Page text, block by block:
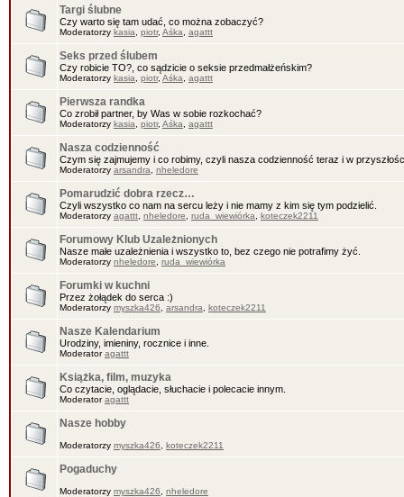
Targi ślubne
Czy warto się tam udać, co można zobaczyć?
Moderatorzy kasia piotr, Aśka agattt
Seks przed ślubem
Czy robicie TO?, co sądzicie o seksie przedmałżeńskim?
Moderatorzy kasia piotr, Aśka agattt
Pierwsza randka
Co zrobił partner, by Was w sobie rozkochać?
Moderatorzy kasia piotr, Aśka agattt
Nasza codzienność
Czym się zajmujemy i co robimy, czyli nasza codzienność teraz i w
Moderatorzy arsandra nheledore
Pomarudzić dobra rzecz…
Czyli wszystko co nam na sercu leży i nie mamy z kim się tym podzielić.
Moderatorzy agattt nheledore ruda_wiewiórka koteczek2211
Forumowy Klub Uzależnionych
Nasze małe uzależnienia i wszystko to, bez czego nie potrafimy żyć.
Moderatorzy nheledore ruda_wiewiórka
Forumki w kuchni
Przez żołądek do serca :)
Moderatorzy myszka426 arsandra koteczek2211
Nasze Kalendarium
Urodziny, imieniny, rocznice i inne.
Moderatoragattt
Książka, film, muzyka
Co czytacie, oglądacie, słuchacie i polecacie innym.
Moderatoragattt
Nasze hobby
Moderatorzy myszka426 koteczek2211
Pogaduchy
Moderatorzy myszka426 nheledore